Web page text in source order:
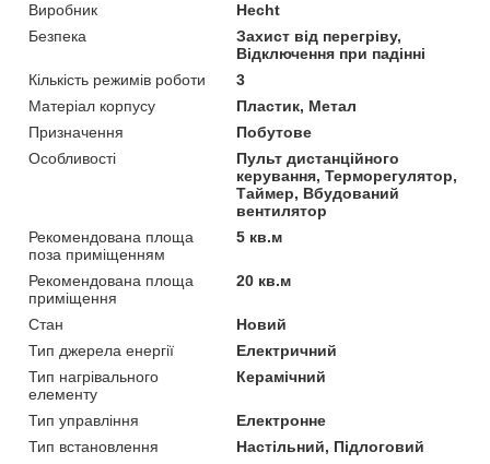
Виробник
Hecht
Безпека
Захист від перегріву,
Відключення при падінні
Кількість режимів роботи
3
Матеріал корпусу
Пластик, Метал
Призначення
Побутове
Особливості
Пульт дистанційного
керування, Терморегулятор,
Таймер, Вбудований
вентилятор
Рекомендована площа
поза приміщенням
5 кв.м
Рекомендована площа
приміщення
20 кв.м
Стан
Новий
Тип джерела енергії
Електричний
Тип нагрівального
елементу
Керамічний
Тип управління
Електронне
Тип встановлення
Настільний, Підлоговий